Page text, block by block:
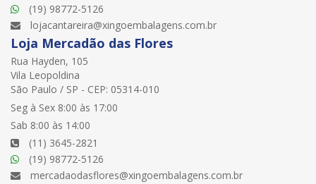
(19) 98772-5126
lojacantareira@xingoembalagens.com.br
Loja Mercadão das Flores
Rua Hayden, 105
Vila Leopoldina
São Paulo / SP - CEP: 05314-010
Seg à Sex 8:00 às 17:00
Sab 8:00 às 14:00
(11) 3645-2821
(19) 98772-5126
mercadaodasflores@xingoembalagens.com.br